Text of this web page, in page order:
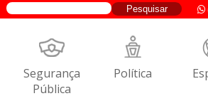
Segurança
Pública
Política